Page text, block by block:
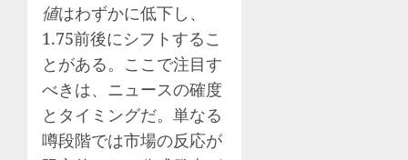
値はわずかに低下し、
1.75前後にシフトするこ
とがある。ここで注目す
べきは、ニュースの確度
とタイミングだ。単なる
噂段階では市場の反応が